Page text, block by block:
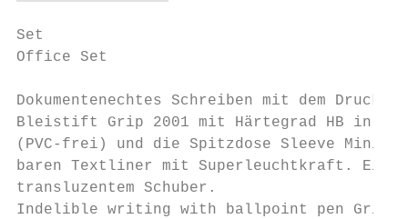
Set
Office Set
Dokumentenechtes Schreiben mit dem
Bleistift Grip 2001 mit Härtegrad HB in
(PVC-frei) und die Spitzdose Sleeve Mini
baren Textliner mit Superleuchtkraft.
transluzentem Schuber.
Indelible writing with ballpoint pen Grip